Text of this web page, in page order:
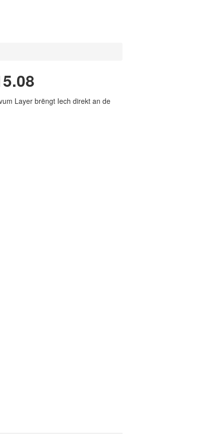
Layer brëngt Iech direkt an de